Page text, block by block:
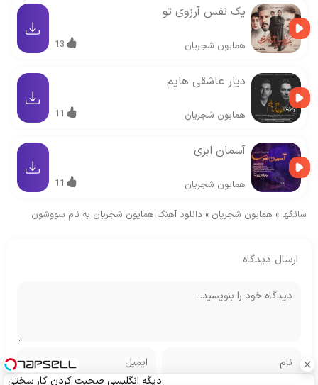
یک نفس آرزوی تو
همایون شجریان 13
دیار عاشقی هایم
همایون شجریان 11
آسمان ابری
همایون شجریان 11
سانگها » همایون شجریان » دانلود آهنگ همایون شجریان به نام سووشون
ارسال دیدگاه
دیگه انگلیسی صحبت کردن کار سختی